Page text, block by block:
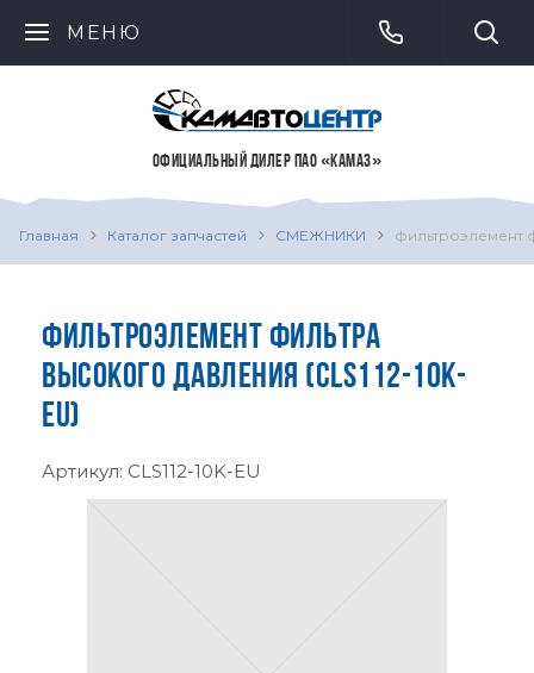
МЕНЮ
ОФИЦИАЛЬНЫЙ ДИЛЕР ПАО «КАМАЗ»
Главная Каталог запчастей СМЕЖНИКИ фильтроэлемент
ФИЛЬТРОЭЛЕМЕНТ ФИЛЬТРА
ВЫСОКОГО ДАВЛЕНИЯ (CLS112-10K-
EU)
Артикул: CLS112-10K-EU